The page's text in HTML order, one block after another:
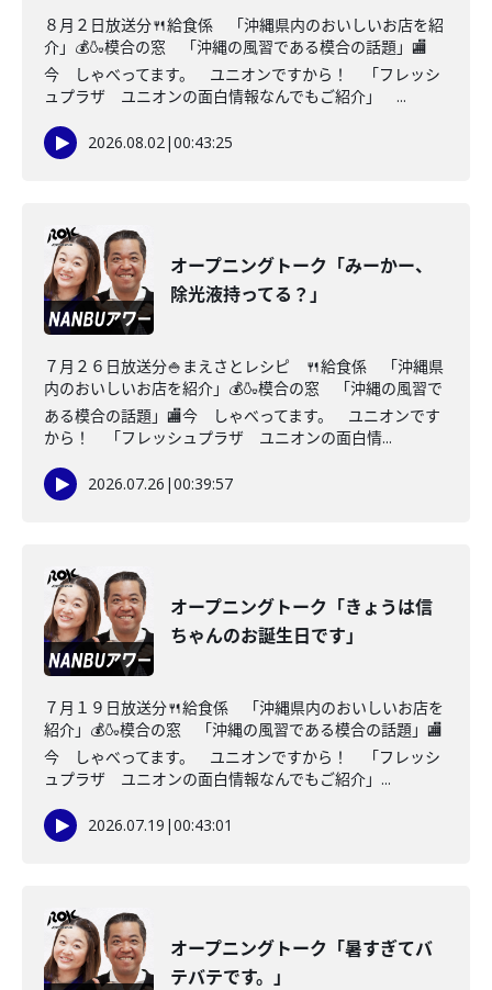
８月２日放送分🍴給食係 「沖縄県内のおいしいお店を紹
介」💰🍶模合の窓 「沖縄の風習である模合の話題」🏬
今 しゃべってます。 ユニオンですから！ 「フレッシ
ュプラザ ユニオンの面白情報なんでもご紹介」 ...
2026.08.02|00:43:25
オープニングトーク「みーかー、
除光液持ってる？」
７月２６日放送分🍚まえさとレシピ 🍴給食係 「沖縄県
内のおいしいお店を紹介」💰🍶模合の窓 「沖縄の風習で
ある模合の話題」🏬今 しゃべってます。 ユニオンです
から！ 「フレッシュプラザ ユニオンの面白情...
2026.07.26 |00:39:57
オープニングトーク「きょうは信
ちゃんのお誕生日です」
７月１９日放送分🍴給食係 「沖縄県内のおいしいお店を
紹介」💰🍶模合の窓 「沖縄の風習である模合の話題」🏬
今 しゃべってます。 ユニオンですから！ 「フレッシ
ュプラザ ユニオンの面白情報なんでもご紹介」...
2026.07.19 |00:43:01
オープニングトーク「暑すぎてバ
テバテです。」